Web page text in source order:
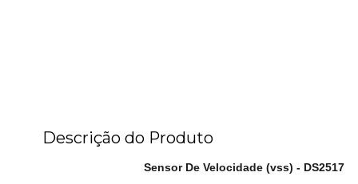
Descrição do Produto
Sensor De Velocidade (vss) - DS2517